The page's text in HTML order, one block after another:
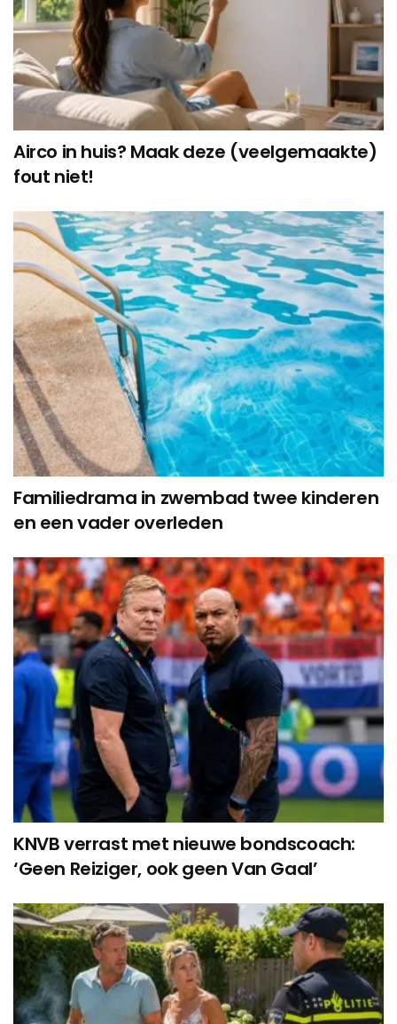
Airco in huis? Maak deze (veelgemaakte)
fout niet!
Familiedrama in zwembad twee kinderen
en een vader overleden
KNVB verrast met nieuwe bondscoach:
‘Geen Reiziger, ook geen Van Gaal’